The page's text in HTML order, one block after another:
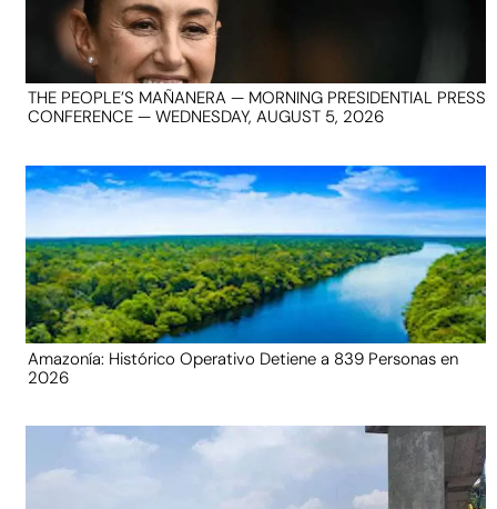
THE PEOPLE’S MAÑANERA — MORNING PRESIDENTIAL PRESS
CONFERENCE — WEDNESDAY, AUGUST 5, 2026
Amazonía: Histórico Operativo Detiene a 839 Personas en
2026